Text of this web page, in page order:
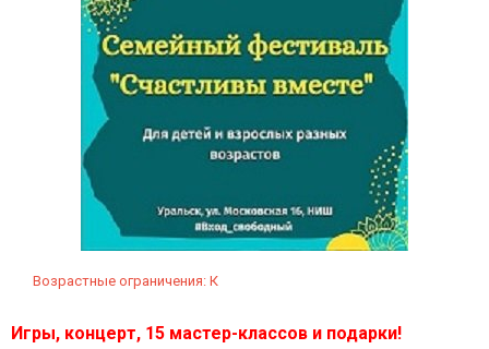
Возрастные ограничения: К
Игры, концерт, 15 мастер-классов и подарки!